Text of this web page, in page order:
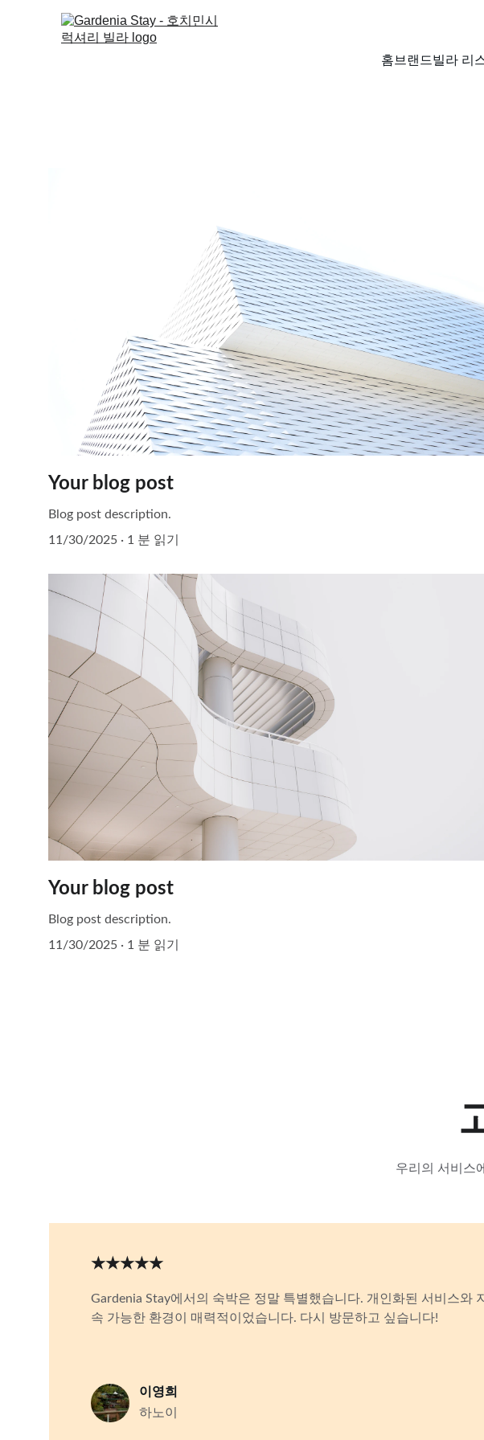
홈 브랜드빌라 리
Your blog post
Blog post description.
11/30/2025
1 분 읽기
Your blog post
Blog post description.
11/30/2025
1 분 읽기
우리의 서비스
Gardenia Stay에서의 숙박은 정말 특별했습니다. 개인화된 서비스와 지
속 가능한 환경이 매력적이었습니다. 다시 방문하고 싶습니다!
이영희
하노이
★★★★★